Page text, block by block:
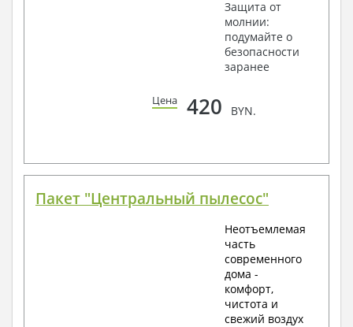
Защита от
молнии:
подумайте о
безопасности
заранее
Цена 420 BYN.
Пакет "Центральный пылесос"
Неотъемлемая
часть
современного
дома -
комфорт,
чистота и
свежий воздух